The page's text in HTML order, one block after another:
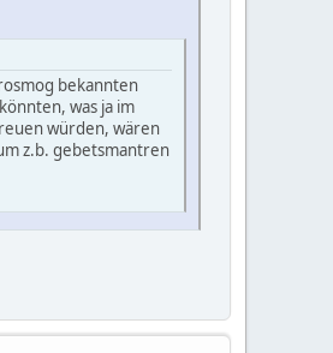
bekannten
was ja im
würden, wären
z.b. gebetsmantren